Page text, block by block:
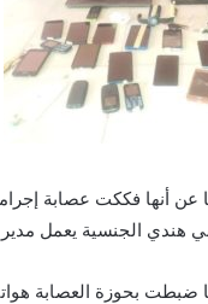
أنها فككت عصابة
هندي الجنسية يعمل
بحوزة العصابة هواتف